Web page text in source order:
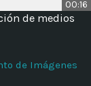
00:16
de medios
de Imágenes